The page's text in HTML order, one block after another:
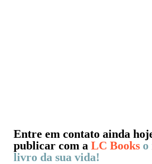
Entre em contato ainda
publicar com a LC Books o
livro da sua vida!